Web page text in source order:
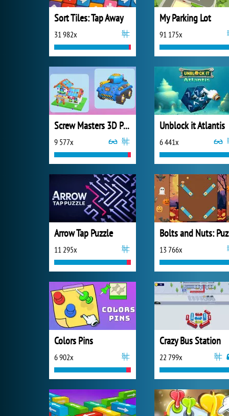
Sort Tiles: Tap Away
31 982x
My Parking Lot
91 175x
Screw Masters 3D Puzzle
9 577x
Unblock it Atlantis
6 441x
Arrow Tap Puzzle
11 295x 13 766x
Colors Pins
6 902x
Crazy Bus Station
22 799x